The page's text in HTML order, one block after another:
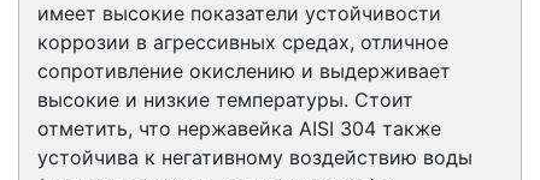
имеет высокие показатели устойчивости
коррозии в агрессивных средах, отличное
сопротивление окислению и выдерживает
высокие и низкие температуры. Стоит
отметить, что нержавейка AISI 304 также
устойчива к негативному воздействию воды